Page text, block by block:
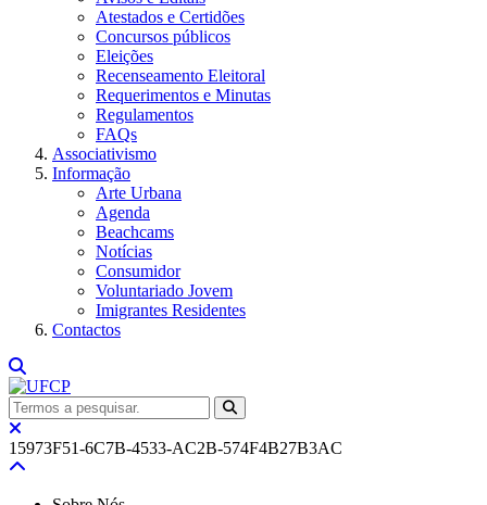
Atestados e Certidões
Concursos públicos
Eleições
Recenseamento Eleitoral
Requerimentos e Minutas
Regulamentos
FAQs
Associativismo
Informação
Arte Urbana
Agenda
Beachcams
Notícias
Consumidor
Voluntariado Jovem
Imigrantes Residentes
Contactos
15973F51-6C7B-4533-AC2B-574F4B27B3AC